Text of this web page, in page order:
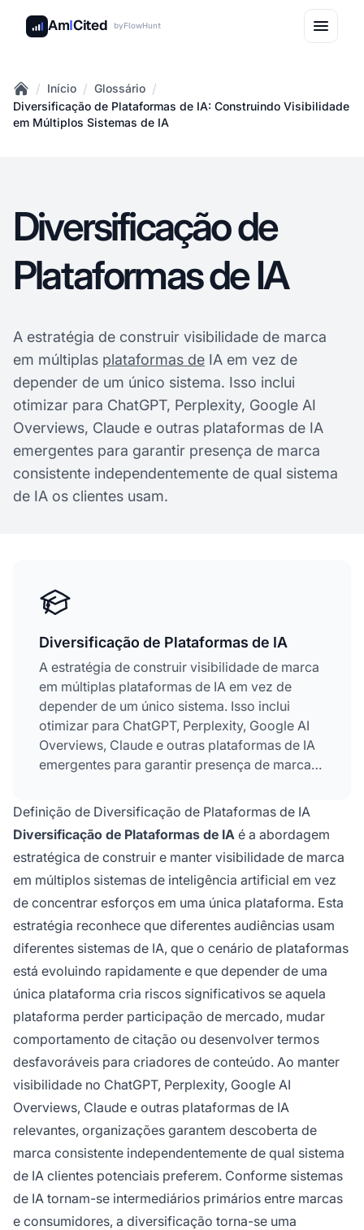
AmICited byFlowHunt
Home
/ Início / Glossário /
Diversificação de Plataformas de IA: Construindo Visibilidade
em Múltiplos Sistemas de IA
Diversificação de
Plataformas de IA
A estratégia de construir visibilidade de marca
em múltiplas plataformas de IA em vez de
depender de um único sistema. Isso inclui
otimizar para ChatGPT, Perplexity, Google AI
Overviews, Claude e outras plataformas de IA
emergentes para garantir presença de marca
consistente independentemente de qual sistema
de IA os clientes usam.
Diversificação de Plataformas de IA
A estratégia de construir visibilidade de marca
em múltiplas plataformas de IA em vez de
depender de um único sistema. Isso inclui
otimizar para ChatGPT, Perplexity, Google AI
Overviews, Claude e outras plataformas de IA
emergentes para garantir presença de marca
sistema de IA os clientes usam.
Definição de Diversificação de Plataformas de IA
Diversificação de Plataformas de IA é a abordagem
estratégica de construir e manter visibilidade de marca
em múltiplos sistemas de inteligência artificial em vez
de concentrar esforços em uma única plataforma. Esta
estratégia reconhece que diferentes audiências usam
diferentes sistemas de IA, que o cenário de plataformas
está evoluindo rapidamente e que depender de uma
única plataforma cria riscos significativos se aquela
plataforma perder participação de mercado, mudar
comportamento de citação ou desenvolver termos
desfavoráveis para criadores de conteúdo. Ao manter
visibilidade no ChatGPT, Perplexity, Google AI
Overviews, Claude e outras plataformas de IA
relevantes, organizações garantem descoberta de
marca consistente independentemente de qual sistema
de IA clientes potenciais preferem. Conforme sistemas
de IA tornam-se intermediários primários entre marcas
e consumidores, a diversificação torna-se uma